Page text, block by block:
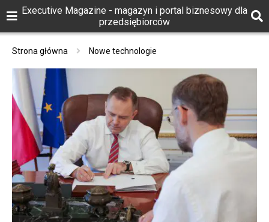
Executive Magazine - magazyn i portal biznesowy dla
przedsiębiorców
Strona główna Nowe technologie